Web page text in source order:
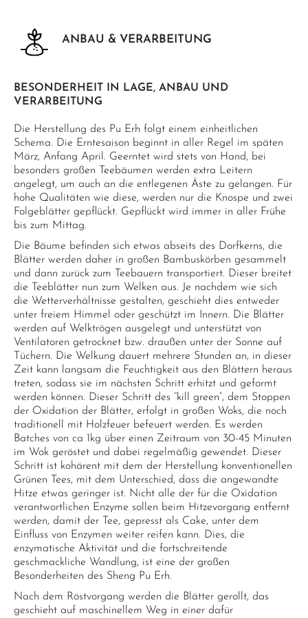
ANBAU & VERARBEITUNG
BESONDERHEIT IN LAGE, ANBAU UND
VERARBEITUNG
Die Herstellung des Pu Erh folgt einem einheitlichen
Schema. Die Erntesaison beginnt in aller Regel im späten
März, Anfang April. Geerntet wird stets von Hand, bei
besonders großen Teebäumen werden extra Leitern
angelegt, um auch an die entlegenen Äste zu gelangen. Für
hohe Qualitäten wie diese, werden nur die Knospe und zwei
Folgeblätter gepflückt. Gepflückt wird immer in aller Frühe
bis zum Mittag.
Die Bäume befinden sich etwas abseits des Dorfkerns, die
Blätter werden daher in großen Bambuskörben gesammelt
und dann zurück zum Teebauern transportiert. Dieser breitet
die Teeblätter nun zum Welken aus. Je nachdem wie sich
die Wetterverhältnisse gestalten, geschieht dies entweder
unter freiem Himmel oder geschützt im Innern. Die Blätter
werden auf Welktrögen ausgelegt und unterstützt von
Ventilatoren getrocknet bzw. draußen unter der Sonne auf
Tüchern. Die Welkung dauert mehrere Stunden an, in dieser
Zeit kann langsam die Feuchtigkeit aus den Blättern heraus
treten, sodass sie im nächsten Schritt erhitzt und geformt
werden können. Dieser Schritt des “kill green”, dem Stoppen
der Oxidation der Blätter, erfolgt in großen Woks, die noch
traditionell mit Holzfeuer befeuert werden. Es werden
Batches von ca 1kg über einen Zeitraum von 30-45 Minuten
im Wok geröstet und dabei regelmäßig gewendet. Dieser
Schritt ist kohärent mit dem der Herstellung konventionellen
Grünen Tees, mit dem Unterschied, dass die angewandte
Hitze etwas geringer ist. Nicht alle der für die Oxidation
verantwortlichen Enzyme sollen beim Hitzevorgang entfernt
werden, damit der Tee, gepresst als Cake, unter dem
Einfluss von Enzymen weiter reifen kann. Dies, die
enzymatische Aktivität und die fortschreitende
geschmackliche Wandlung, ist eine der großen
Besonderheiten des Sheng Pu Erh.
Nach dem Röstvorgang werden die Blätter gerollt, das
geschieht auf maschinellem Weg in einer dafür